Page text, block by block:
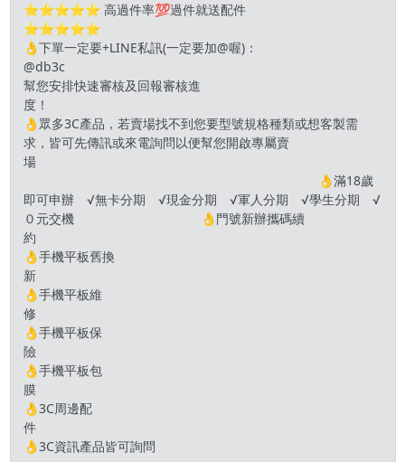
⭐️⭐️⭐️⭐️⭐️ 高過件率💯過件就送配件
👌下單一定要+LINE私訊(一定要加@喔)：
幫您安排快速審核及回報審核進
度
👌眾多3C產品，若賣場找不到您要型號規格種類或想客製需
求，皆可先傳訊或來電詢問以便幫您開啟專屬賣
場
👌滿18歲
即可申辦 √無卡分期 √現金分期 √軍人分期 √學生分期 √
０元交機 👌門號新辦攜碼續
👌手機平板舊換
👌手機平板維
👌手機平板保
👌手機平板包
👌3C周邊配
👌3C資訊產品皆可詢問